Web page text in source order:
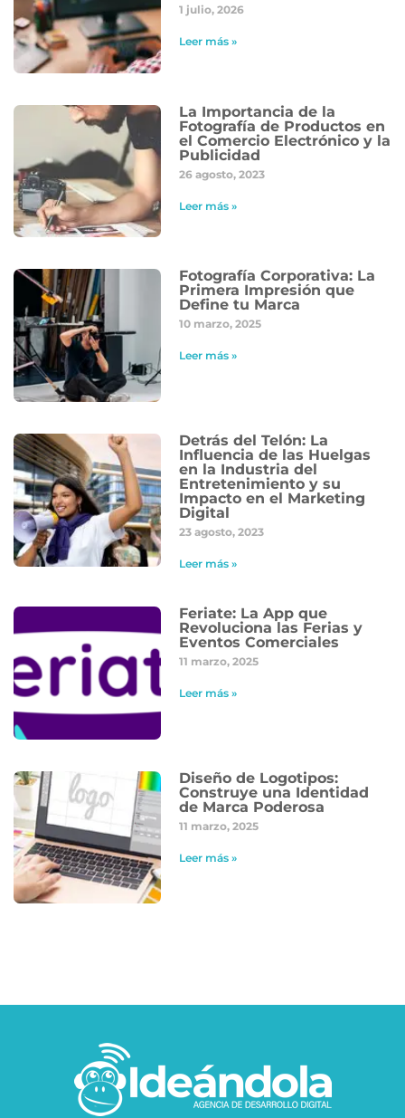
1 julio, 2026
Leer más »
La Importancia de la
Fotografía de Productos en
el Comercio Electrónico y la
Publicidad
26 agosto, 2023
Leer más »
Fotografía Corporativa: La
Primera Impresión que
Define tu Marca
10 marzo, 2025
Leer más »
Detrás del Telón: La
Influencia de las Huelgas
en la Industria del
Entretenimiento y su
Impacto en el Marketing
Digital
23 agosto, 2023
Leer más »
Feriate: La App que
Revoluciona las Ferias y
Eventos Comerciales
11 marzo, 2025
Leer más »
Diseño de Logotipos:
Construye una Identidad
de Marca Poderosa
11 marzo, 2025
Leer más »